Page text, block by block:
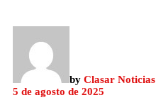
by Clasar Noticias
5 de agosto de 2025